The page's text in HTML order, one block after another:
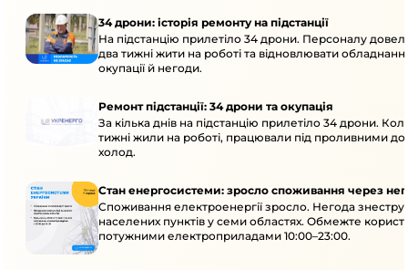
34 дрони: історія ремонту на підстанції
На підстанцію прилетіло 34 дрони. Персоналу
два тижні жити на роботі та відновлювати
окупації й негоди.
Ремонт підстанції: 34 дрони та окупація
За кілька днів на підстанцію прилетіло 34 дрони.
тижні жили на роботі, працювали під проливними
холод.
Стан енергосистеми: зросло споживання через
Споживання електроенергії зросло. Негода
населених пунктів у семи областях. Обмежте
потужними електроприладами 10:00–23:00.